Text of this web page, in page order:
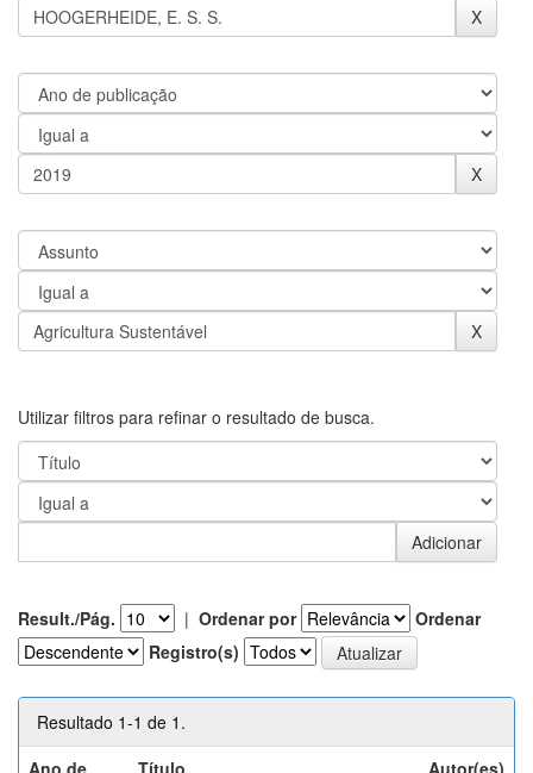
Utilizar filtros para refinar o resultado de busca.
Result./Pág. | Ordenar por
Ordenar
Registro(s)
Resultado 1-1 de 1.
Ano de
Título Autor(es)